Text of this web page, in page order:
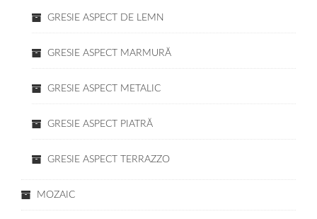
GRESIE ASPECT DE LEMN
GRESIE ASPECT MARMURĂ
GRESIE ASPECT METALIC
GRESIE ASPECT PIATRĂ
GRESIE ASPECT TERRAZZO
MOZAIC